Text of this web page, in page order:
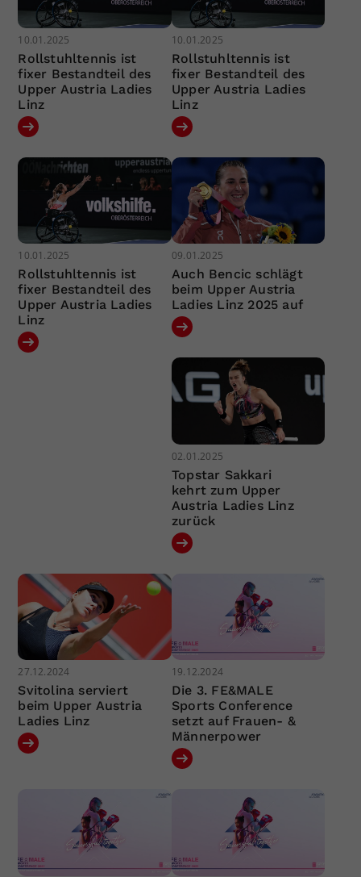
10.01.2025
Rollstuhltennis ist
fixer Bestandteil des
Upper Austria Ladies
Linz
10.01.2025
Rollstuhltennis ist
fixer Bestandteil des
Upper Austria Ladies
Linz
10.01.2025
Rollstuhltennis ist
fixer Bestandteil des
Upper Austria Ladies
Linz
09.01.2025
Auch Bencic schlägt
beim Upper Austria
Ladies Linz 2025 auf
02.01.2025
Topstar Sakkari
kehrt zum Upper
Austria Ladies Linz
zurück
27.12.2024
Svitolina serviert
beim Upper Austria
Ladies Linz
19.12.2024
Die 3. FE&MALE
Sports Conference
setzt auf Frauen- &
Männerpower